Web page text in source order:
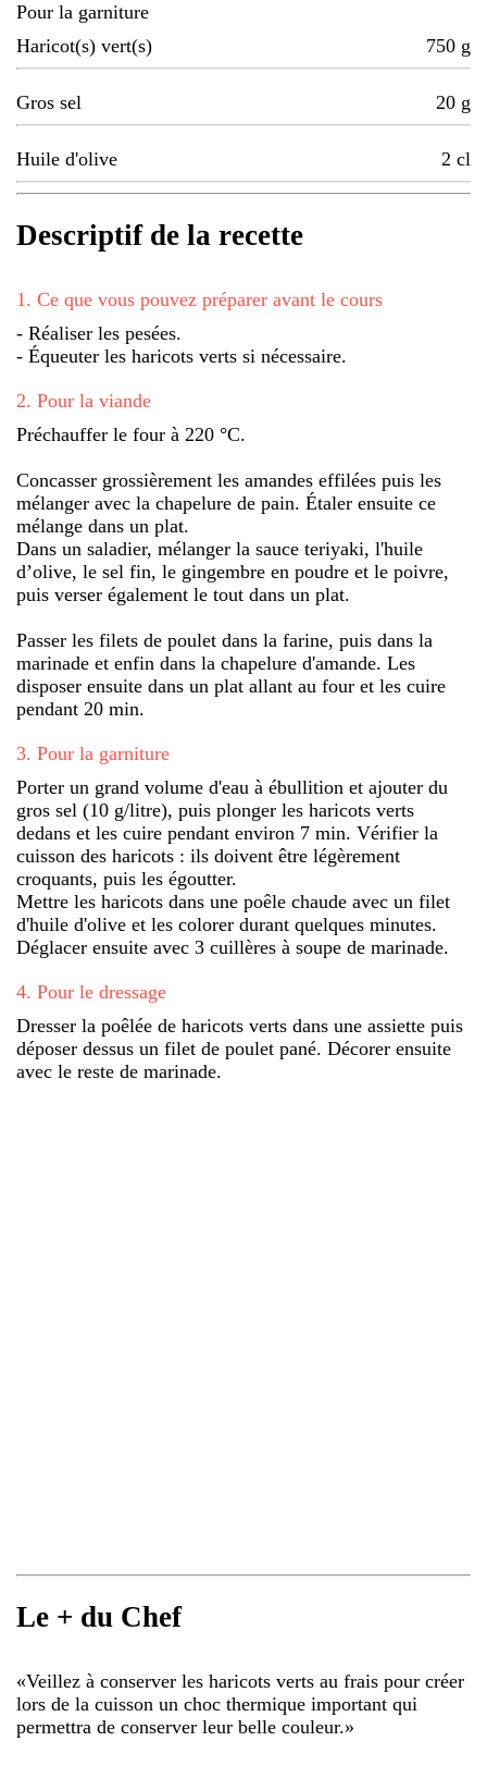
Pour la garniture
Haricot(s) vert(s)
750 g
Gros sel 20 g
Huile d'olive 2 cl
Descriptif de la recette
1 . Ce que vous pouvez préparer avant le cours
- Réaliser les pesées.
- Équeuter les haricots verts si nécessaire.
2. Pour la viande
Préchauffer le four à 220 °C.
Concasser grossièrement les amandes effilées puis les
mélanger avec la chapelure de pain. Étaler ensuite ce
mélange dans un plat.
Dans un saladier, mélanger la sauce teriyaki, l'huile
d’olive, le sel fin, le gingembre en poudre et le poivre,
puis verser également le tout dans un plat.
Passer les filets de poulet dans la farine, puis dans la
marinade et enfin dans la chapelure d'amande. Les
disposer ensuite dans un plat allant au four et les cuire
pendant 20 min.
3. Pour la garniture
Porter un grand volume d'eau à ébullition et ajouter du
gros sel (10 g/litre), puis plonger les haricots verts
dedans et les cuire pendant environ 7 min. Vérifier la
cuisson des haricots : ils doivent être légèrement
croquants, puis les égoutter.
Mettre les haricots dans une poêle chaude avec un filet
d'huile d'olive et les colorer durant quelques minutes.
Déglacer ensuite avec 3 cuillères à soupe de marinade.
4. Pour le dressage
Dresser la poêlée de haricots verts dans une assiette puis
déposer dessus un filet de poulet pané. Décorer ensuite
avec le reste de marinade.
Le + du Chef
«Veillez à conserver les haricots verts au frais pour créer
lors de la cuisson un choc thermique important qui
permettra de conserver leur belle couleur.»